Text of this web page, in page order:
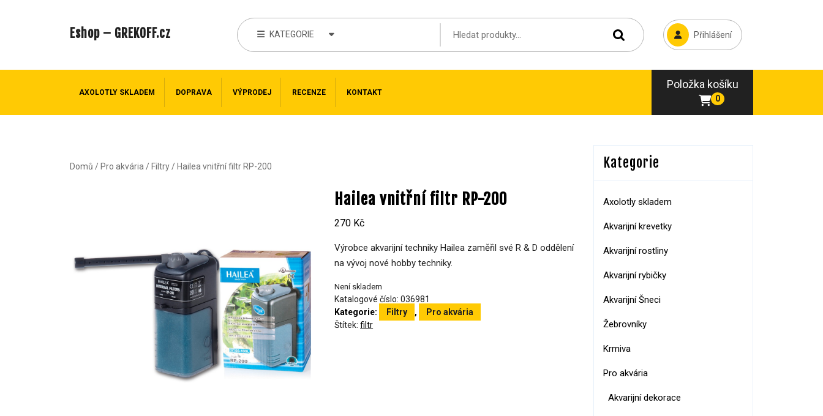
Eshop – GREKOFF.cz KATEGORIE Přihlášení
AXOLOTLY SKLADEM DOPRAVA VÝPRODEJ RECENZE KONTAKT
Položka košíku
0
Domů / Pro akvária / Filtry / Hailea vnitřní filtr RP-200
Hailea vnitřní filtr RP-200
270 Kč
Výrobce akvarijní techniky Hailea zaměřil své R & D oddělení
na vývoj nové hobby techniky.
Není skladem
Katalogové číslo:036981
Kategorie:
Filtry ,
Pro akvária
Štítek:filtr
Kategorie
Axolotly skladem
Akvarijní krevetky
Akvarijní rostliny
Akvarijní rybičky
Akvarijní Šneci
Žebrovníky
Krmiva
Pro akvária
Akvarijní dekorace